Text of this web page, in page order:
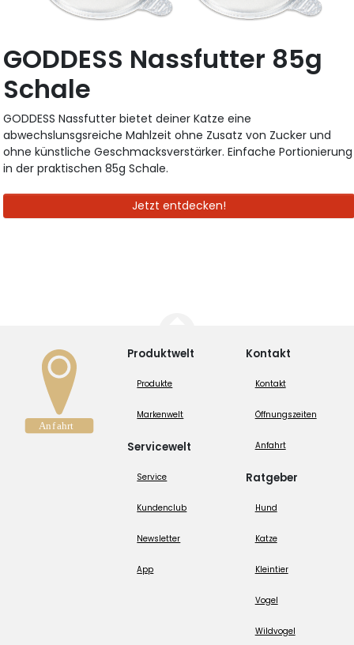
GODDESS Nassfutter 85g
Schale
GODDESS Nassfutter bietet deiner Katze eine
abwechslunsgsreiche Mahlzeit ohne Zusatz von Zucker und
ohne künstliche Geschmacksverstärker. Einfache Portionierung
in der praktischen 85g Schale.
Jetzt entdecken!
Produktwelt
Produkte
Markenwelt
Servicewelt
Service
Kundenclub
Newsletter
App
Kontakt
Kontakt
Öffnungszeiten
Anfahrt
Ratgeber
Hund
Katze
Kleintier
Vogel
Wildvogel